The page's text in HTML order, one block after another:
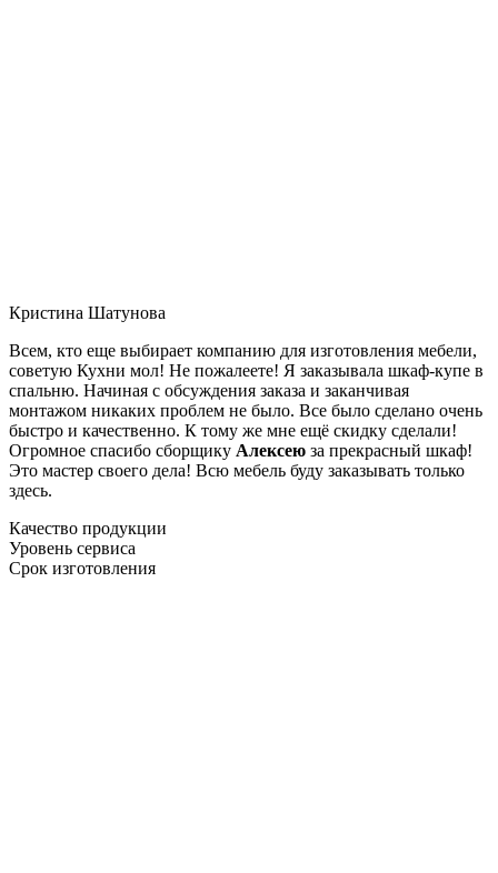
Кристина Шатунова
Всем, кто еще выбирает компанию для изготовления мебели,
советую Кухни мол! Не пожалеете! Я заказывала шкаф-купе в
спальню. Начиная с обсуждения заказа и заканчивая
монтажом никаких проблем не было. Все было сделано очень
быстро и качественно. К тому же мне ещё скидку сделали!
Огромное спасибо сборщику Алексею за прекрасный шкаф!
Это мастер своего дела! Всю мебель буду заказывать только
здесь.
Качество продукции
Уровень сервиса
Срок изготовления